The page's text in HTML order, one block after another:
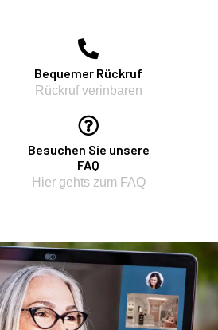
Bequemer Rückruf
Rückruf verinbaren
Besuchen Sie unsere
FAQ
Hier gehts zum FAQ